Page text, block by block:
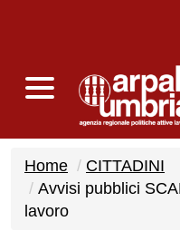
CERCA
Home
CITTADINI
Avvisi pubblici
lavoro